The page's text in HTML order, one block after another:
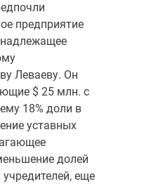
предприятие
Леваеву. Он
$ 25 млн. с
18% доли в
уставных
долей
еще